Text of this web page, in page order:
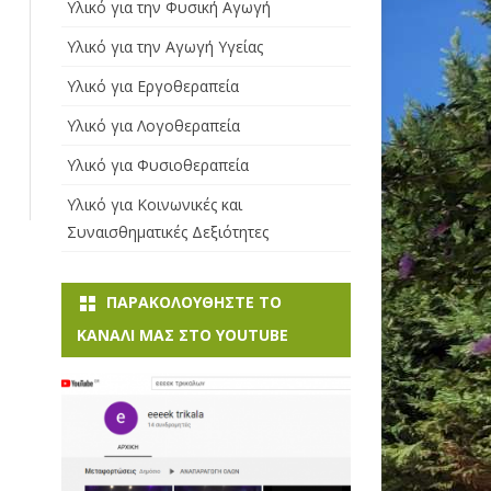
ΝΟΜΟΘΕΣΊΑ ΓΙΑ ΑΜΕΑ
ΑΤΌΜΩΝ ΜΕ ΕΓΚΕΦΑΛΙΚΉ
ΠΑΡΆΛΥΣΗ
ΠΡΌΓΡΑΜΜΑ ΕΝΊΣΧΥΣΗΣ
ΑΙΜΟΛΥΤΙΚΉ ΑΝΑΙΜΊΑ Ή Σ
.ΛΠ.), ΣΎΝΔΡΟΜΟ ΕΠΊΚΤΗΤΗΣ Α
ΝΟΣΟΑΝΕΠΆΡΚΕΙΑΣ (AIDS)
ΠΡΌΓΡΑΜΜΑ ΟΙΚΟΝΟΜΙΚΉΣ
ΕΝΊΣΧΥΣΗΣ ΑΤΌΜΩΝ ΜΕ
Υλικό για την Φυσική Αγωγή
Υλικό για την Αγωγή Υγείας
Υλικό για Εργοθεραπεία
Υλικό για Λογοθεραπεία
Υλικό για Φυσιοθεραπεία
Υλικό για Κοινωνικές και
Συναισθηματικές Δεξιότητες
ΠΑΡΑΚΟΛΟΥΘΉΣΤΕ ΤΟ
ΚΑΝΆΛI ΜΑΣ ΣΤΟ YOUTUBE